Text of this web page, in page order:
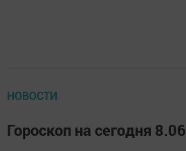
НОВОСТИ
Гороскоп на сегодня